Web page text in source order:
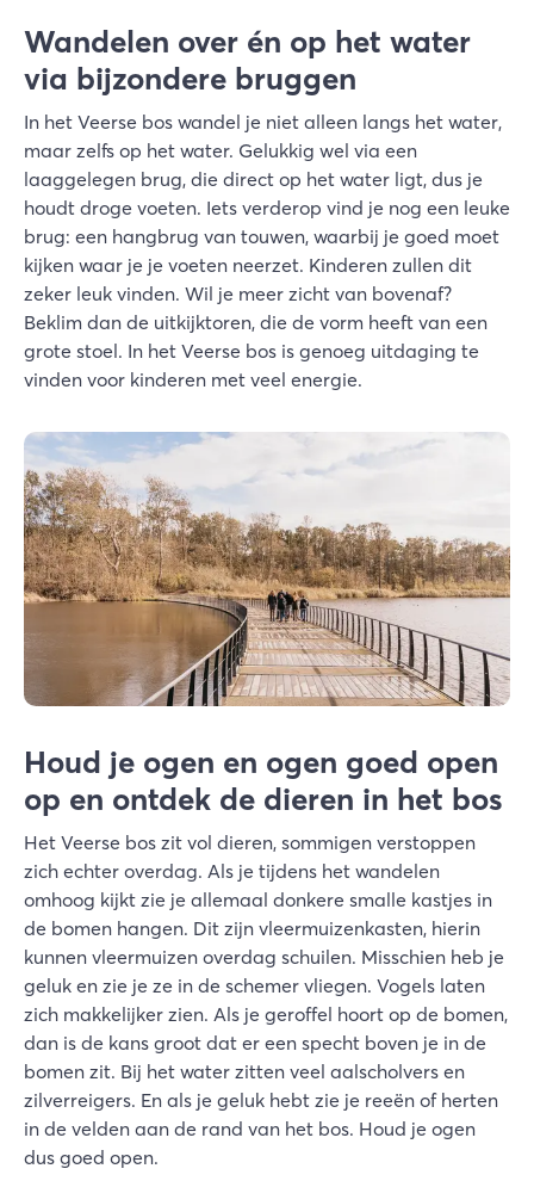
Wandelen over én op het water
via bijzondere bruggen
In het Veerse bos wandel je niet alleen langs het water,
maar zelfs op het water. Gelukkig wel via een
laaggelegen brug, die direct op het water ligt, dus je
houdt droge voeten. Iets verderop vind je nog een leuke
brug: een hangbrug van touwen, waarbij je goed moet
kijken waar je je voeten neerzet. Kinderen zullen dit
zeker leuk vinden. Wil je meer zicht van bovenaf?
Beklim dan de uitkijktoren, die de vorm heeft van een
grote stoel. In het Veerse bos is genoeg uitdaging te
vinden voor kinderen met veel energie.
Houd je ogen en ogen goed open
op en ontdek de dieren in het bos
Het Veerse bos zit vol dieren, sommigen verstoppen
zich echter overdag. Als je tijdens het wandelen
omhoog kijkt zie je allemaal donkere smalle kastjes in
de bomen hangen. Dit zijn vleermuizenkasten, hierin
kunnen vleermuizen overdag schuilen. Misschien heb je
geluk en zie je ze in de schemer vliegen. Vogels laten
zich makkelijker zien. Als je geroffel hoort op de bomen,
dan is de kans groot dat er een specht boven je in de
bomen zit. Bij het water zitten veel aalscholvers en
zilverreigers. En als je geluk hebt zie je reeën of herten
in de velden aan de rand van het bos. Houd je ogen
dus goed open.